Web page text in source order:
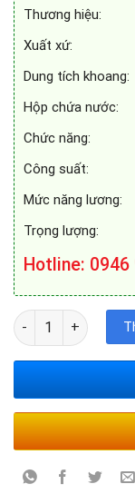
Thương
Xuất
Dung tích
Hộp chứa
Chức
Công
Mức năng
Trọng
Hotline: 0946
LÒ NƯỚNG BOSCH